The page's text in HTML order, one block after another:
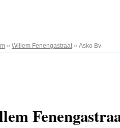
» Willem Fenengastraat» Asko Bv